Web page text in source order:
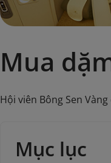
Mua
Hội viên Bông Sen
Mục lục